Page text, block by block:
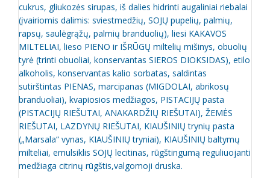
cukrus, gliukozės sirupas, iš dalies hidrinti augaliniai riebalai
(įvairiomis dalimis: sviestmedžių, SOJŲ pupelių, palmių,
rapsų, saulėgrąžų, palmių branduolių), liesi KAKAVOS
MILTELIAI, lieso PIENO ir IŠRŪGŲ miltelių mišinys, obuolių
tyrė (trinti obuoliai, konservantas SIEROS DIOKSIDAS), etilo
alkoholis, konservantas kalio sorbatas, saldintas
sutirštintas PIENAS, marcipanas (MIGDOLAI, abrikosų
branduoliai), kvapiosios medžiagos, PISTACIJŲ pasta
(PISTACIJŲ RIEŠUTAI, ANAKARDŽIŲ RIEŠUTAI), ŽEMĖS
RIEŠUTAI, LAZDYNŲ RIEŠUTAI, KIAUŠINIŲ trynių pasta
(„Marsala“ vynas, KIAUŠINIŲ tryniai), KIAUŠINIŲ baltymų
milteliai, emulsiklis SOJŲ lecitinas, rūgštingumą reguliuojanti
medžiaga citrinų rūgštis,valgomoji druska.